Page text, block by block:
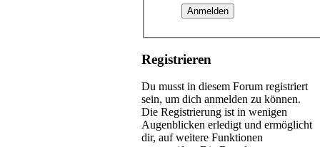
Registrieren
Du musst in diesem Forum registriert
sein, um dich anmelden zu können.
Die Registrierung ist in wenigen
Augenblicken erledigt und ermöglicht
dir, auf weitere Funktionen